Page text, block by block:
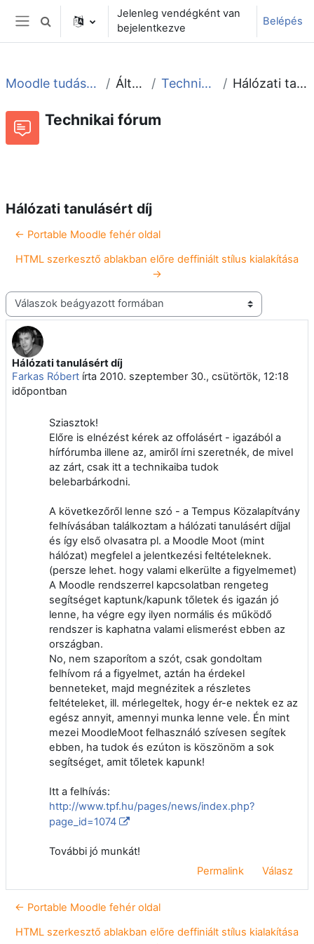
Tovább a fő tartalomhoz
Oldalpanel
Keresési bemeneti adatok váltása
Jelenleg vendégként van
bejelentkezve
Belépés
Moodle tudástár és fórum Általános Technikai fórum Hálózati tanulásért díj
Technikai fórum
Hálózati tanulásért díj
← Portable Moodle fehér oldal
HTML szerkesztő ablakban előre deffiniált stílus kialakítása
→
Megjelenítési mód
Hálózati tanulásért díj
Farkas Róbert írta 2010. szeptember 30., csütörtök, 12:18
időpontban
Válaszok szám: 0
Sziasztok!
Előre is elnézést kérek az offolásért - igazából a
hírfórumba illene az, amiről írni szeretnék, de mivel
az zárt, csak itt a technikaiba tudok
belebarbárkodni.
A következőről lenne szó - a Tempus Közalapítvány
felhívásában találkoztam a hálózati tanulásért díjjal
és így első olvasatra pl. a Moodle Moot (mint
hálózat) megfelel a jelentkezési feltételeknek.
(persze lehet. hogy valami elkerülte a figyelmemet)
A Moodle rendszerrel kapcsolatban rengeteg
segítséget kaptunk/kapunk tőletek és igazán jó
lenne, ha végre egy ilyen normális és működő
rendszer is kaphatna valami elismerést ebben az
országban.
No, nem szaporítom a szót, csak gondoltam
felhívom rá a figyelmet, aztán ha érdekel
benneteket, majd megnézitek a részletes
feltételeket, ill. mérlegeltek, hogy ér-e nektek ez az
egész annyit, amennyi munka lenne vele. Én mint
mezei MoodleMoot felhasználó szívesen segítek
ebben, ha tudok és ezúton is köszönöm a sok
segítséget, amit tőletek kapunk!
Itt a felhívás:
http://www.tpf.hu/pages/news/index.php?
page_id=1074
További jó munkát!
Permalink
Válasz
← Portable Moodle fehér oldal
HTML szerkesztő ablakban előre deffiniált stílus kialakítása